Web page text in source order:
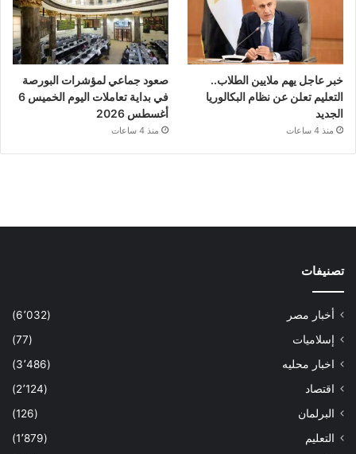
خبر عاجل يهم ملايين الطلاب..
التعليم تعلن عن نظام البكالوريا
الجديد
منذ 4 ساعات
صعود جماعي لمؤشرات البورصة
في بداية تعاملات اليوم الخميس 6
أغسطس 2026
منذ 4 ساعات
تصنيفات
أخبار مصر
(6٬032)
إسلاميات
(77)
اخبار محليه
(3٬486)
اقتصاد
(2٬124)
البرلمان
(126)
التعليم
(1٬879)